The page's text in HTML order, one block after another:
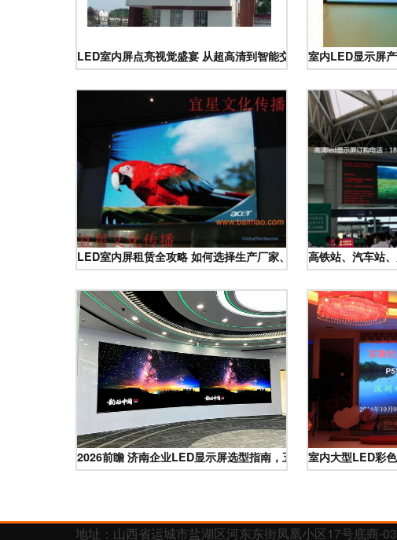
LED室内屏点亮视觉盛宴 从超高清到智能交互的电子革命
室内LED显示屏
LED室内屏租赁全攻略 如何选择生产厂家、评估价格与安装方案
高铁站、汽车站
2026前瞻 济南企业LED显示屏选型指南，五大服务商深度解析
室内大型LED彩
地址：山西省运城市盐湖区河东东街凤凰小区17号底商-